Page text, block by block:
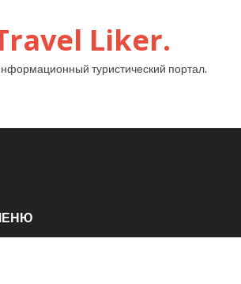
Liker.
туристический портал.